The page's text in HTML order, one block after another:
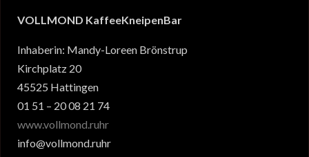
VOLLMOND KaffeeKneipenBar
Inhaberin: Mandy-Loreen Brönstrup
Kirchplatz 20
45525 Hattingen
01 51 – 20 08 21 74
www.vollmond.ruhr
info@vollmond.ruhr